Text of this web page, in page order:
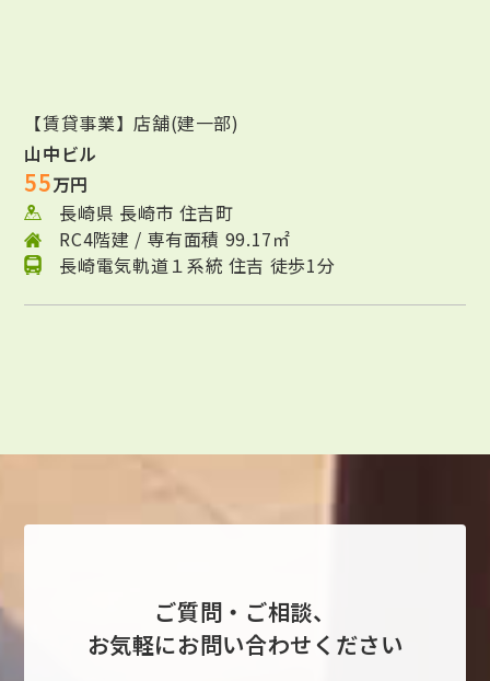
【賃貸事業】店舗(建一部)
山中ビル
55万円
長崎県 長崎市 住吉町
RC4階建 / 専有面積 99.17㎡
長崎電気軌道１系統 住吉 徒歩1分
ご質問・ご相談、
お気軽にお問い合わせください